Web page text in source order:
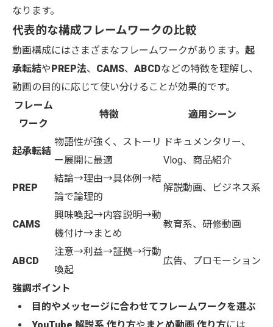
なります。
代表的な構成フレームワークの比較
動画構成にはさまざまなフレームワークがあります。 起
承転結やPREP法、 CAMS、 ABCDなどの特徴を理解し、
動画の目的に応じて使い分けることが効果的です。
フレーム
ワーク
特徴 適用シーン
起承転結
物語性が強く、ストーリ
ー展開に最適
ドキュメンタリー、
Vlog、商品紹介
PREP
結論→理由→具体例→結
論で論理的
解説動画、ビジネス系
CAMS
興味喚起→内容説明→動
機付け→まとめ
教育系、研修動画
ABCD
注意→利益→証拠→行動
喚起
広告、プロモーション
強調ポイント
目的やメッセージに合わせてフレームワークを選ぶ